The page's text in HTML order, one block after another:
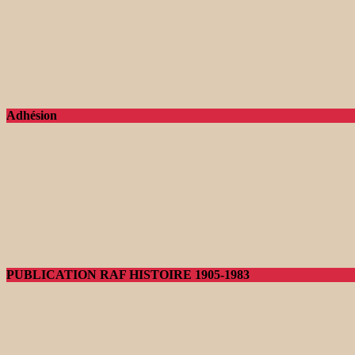
Adhésion
PUBLICATION RAF HISTOIRE 1905-1983